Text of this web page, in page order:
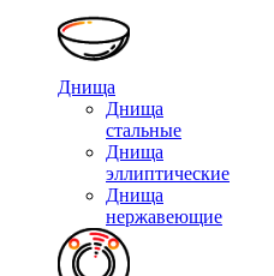
Днища
Днища
стальные
Днища
эллиптические
Днища
нержавеющие